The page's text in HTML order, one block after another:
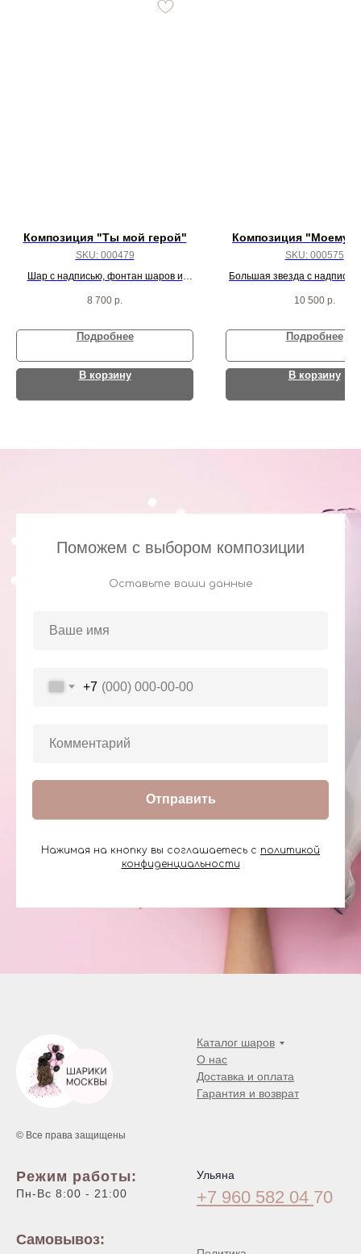
Композиция "Ты мой герой"
SKU: 000479
Шар с надписью, фонтан шаров и
8 700 р.
Подробнее
В корзину
Композиция "Моему
SKU: 000575
Большая звезда с
10 500 р.
Подробнее
В корзину
Поможем с выбором композиции
Оставьте ваши данные
+7
Отправить
Нажимая на кнопку вы соглашаетесь с политикой
конфиденциальности
© Все права защищены
Каталог шаров
О нас
Доставка и оплата
Гарантия и возврат
Режим работы:
Пн-Вс 8:00 - 21:00
Самовывоз:
Ульяна
+7 960 582 04 70